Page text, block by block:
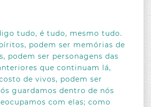
tudo, é tudo, mesmo tudo.
podem ser memórias de
podem ser personagens das
que continuam lá,
de vivos, podem ser
guardamos dentro de nós
com elas; como